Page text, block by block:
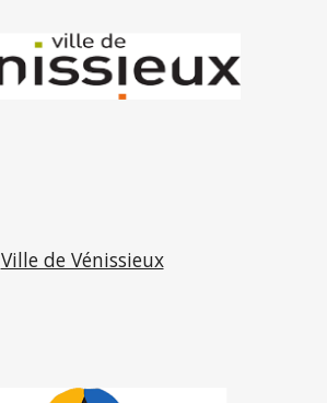
Ville de Vénissieux